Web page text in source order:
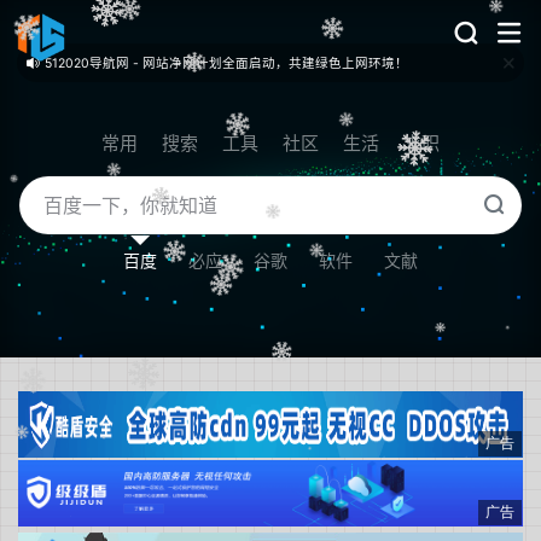
512020导航网 - 网站净网计划全面启动，共建绿色上网环境！
常用 搜索 工具 社区 生活 求职
百度 必应 谷歌 软件 文献